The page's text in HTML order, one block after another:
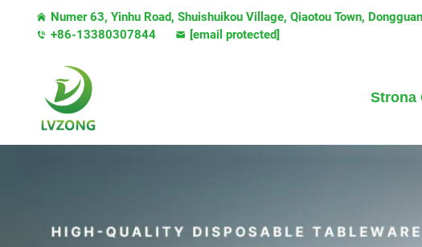
Numer 63, Yinhu Road, Shuishuikou Village, Qiaotou Town,
+86-13380307844
[email protected]
Strona